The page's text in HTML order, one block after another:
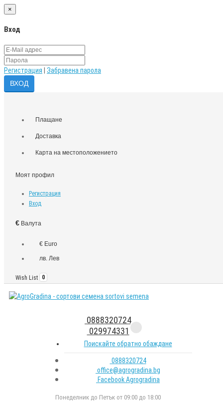
×
Вход
Регистрация Забравена парола
Плащане
Доставка
Карта на местоположението
Моят профил
Регистрация
Вход
€ Валута
€ Euro
лв. Лев
Wish List 0
0888320724
029974331
Поискайте обратно обаждане
0888320724
office@agrogradina.bg
Facebook Agrogradina
Понеделник до Петък от 09:00 до 18:00